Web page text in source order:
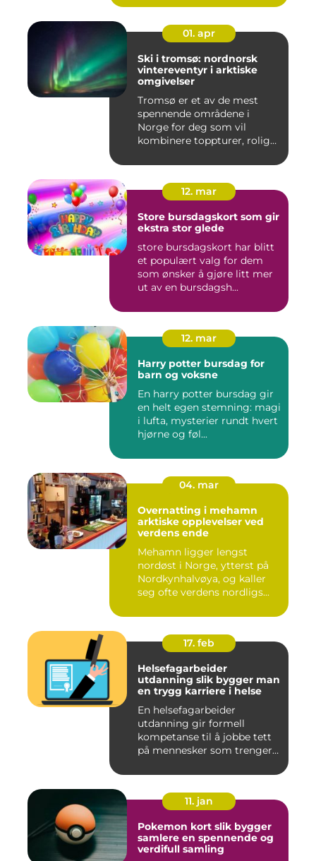
01. apr
Ski i tromsø: nordnorsk
vintereventyr i arktiske
omgivelser
Tromsø er et av de mest
spennende områdene i
Norge for deg som vil
kombinere toppturer, rolig
12. mar
Store bursdagskort som gir
ekstra stor glede
store bursdagskort har blitt
et populært valg for dem
som ønsker å gjøre litt mer
ut av en bursdagsh...
12. mar
Harry potter bursdag for
barn og voksne
En harry potter bursdag gir
en helt egen stemning: magi
i lufta, mysterier rundt hvert
hjørne og føl...
04. mar
Overnatting i mehamn
arktiske opplevelser ved
verdens ende
Mehamn ligger lengst
nordøst i Norge, ytterst på
Nordkynhalvøya, og kaller
seg ofte verdens nordligs...
17. feb
Helsefagarbeider
utdanning slik bygger man
en trygg karriere i helse
En helsefagarbeider
utdanning gir formell
kompetanse til å jobbe tett
på mennesker som trenger
11. jan
Pokemon kort slik bygger
samlere en spennende og
verdifull samling